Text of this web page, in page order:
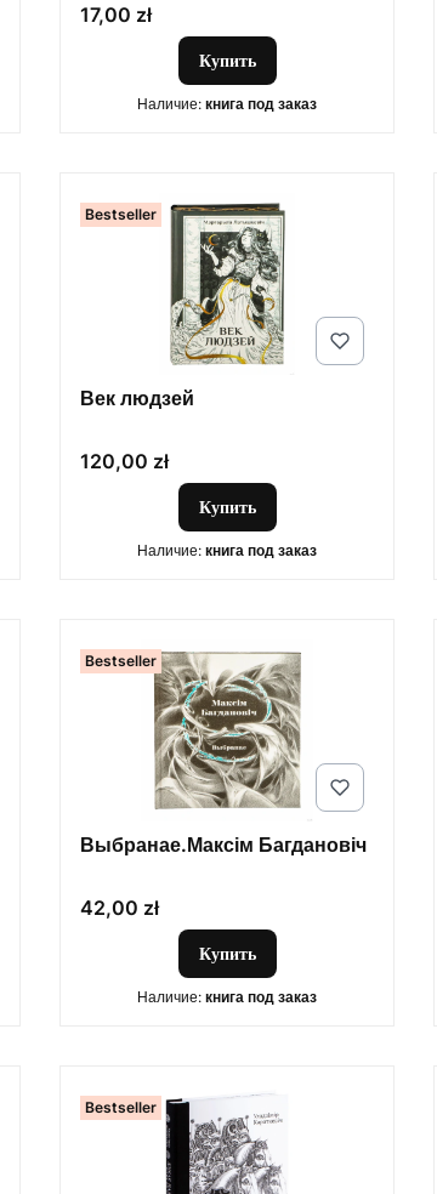
Цена
17,00 zł
Купить
Наличие: книга под заказ
Bestseller
Век людзей
Цена
120,00 zł
Купить
Наличие: книга под заказ
Bestseller
Выбранае.Максім Багдановіч
Цена
42,00 zł
Купить
Наличие: книга под заказ
Bestseller